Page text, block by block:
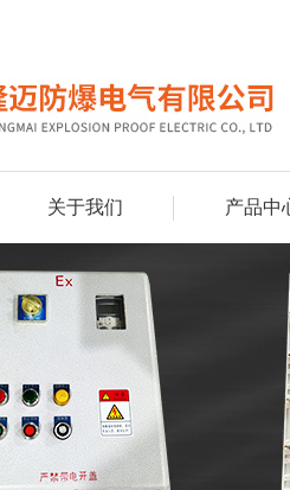
关于我们 产品中